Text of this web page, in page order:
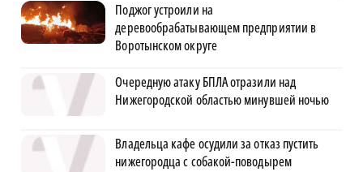
Поджог устроили на
деревообрабатывающем предприятии в
Воротынском округе
Очередную атаку БПЛА отразили над
Нижегородской областью минувшей ночью
Владельца кафе осудили за отказ пустить
нижегородца с собакой-поводырем